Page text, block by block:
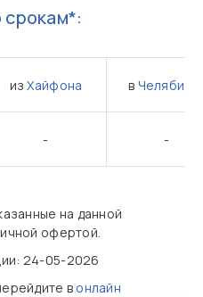
изХайфона в
- -
на данной
офертой.
24-05-2026
в онлайн